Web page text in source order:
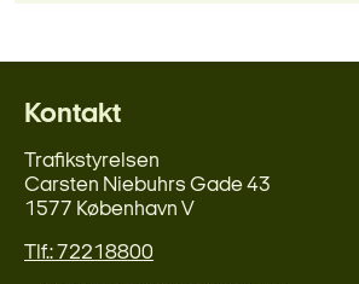
Kontakt
Trafikstyrelsen
Carsten Niebuhrs Gade 43
1577 København V
Tlf.: 72218800